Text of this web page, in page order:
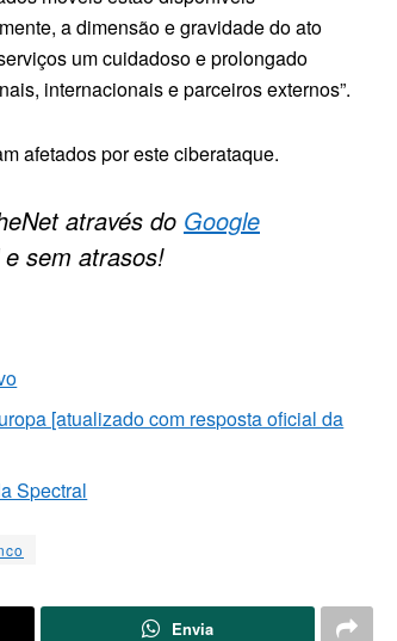
a dimensão e gravidade do ato
um cuidadoso e prolongado
internacionais e parceiros externos”.
afetados por este ciberataque.
através do Google
sem atrasos!
[atualizado com resposta oficial da
Spectral
Envia